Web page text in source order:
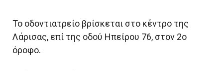
Το οδοντιατρείο βρίσκεται στο κέντρο της
Λάρισας, επί της οδού Ηπείρου 76, στον 2ο
όροφο.